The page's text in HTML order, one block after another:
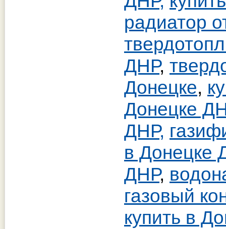
радиатор
ДНР,
Донецке,
Донецке
ДНР,
в Донецке
ДНР,
газовый
купить в